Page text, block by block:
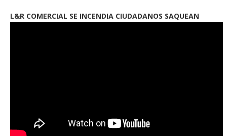
L&R COMERCIAL SE INCENDIA CIUDADANOS SAQUEAN